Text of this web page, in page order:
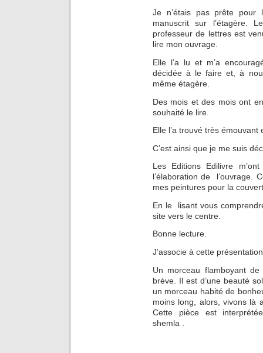
Je n’étais pas prête pour
manuscrit sur l’étagère.
professeur de lettres est
lire mon ouvrage.
Elle l’a lu et m’a
décidée à le faire et, à
même étagère.
Des mois et des mois ont
souhaité le lire.
Elle l’a trouvé très
C’est ainsi que je me suis
Les Editions Edilivre
l’élaboration de l’ouvrage.
mes peintures pour la
En le lisant vous
site vers le centre.
Bonne lecture.
J’associe à cette
Un morceau flamboyant
brève. Il est d’une beauté
un morceau habité de
moins long, alors, vivons là
Cette pièce est
shemla .